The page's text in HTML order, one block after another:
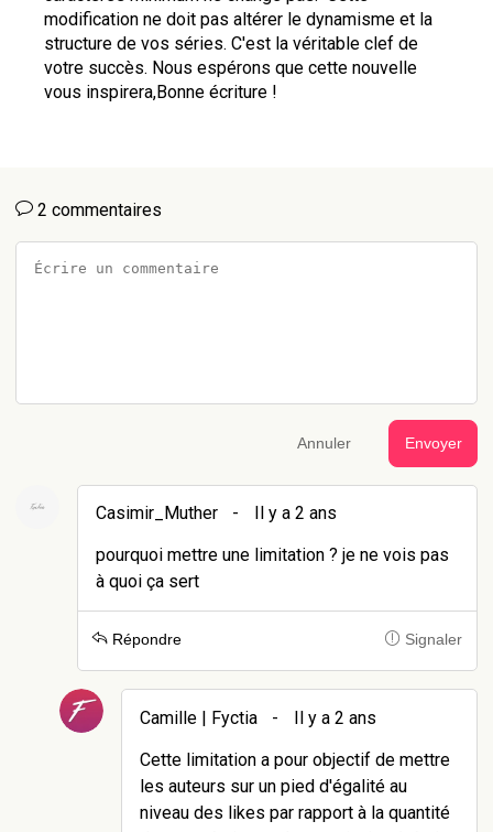
modification ne doit pas altérer le dynamisme et la
structure de vos séries. C'est la véritable clef de
votre succès. Nous espérons que cette nouvelle
vous inspirera,Bonne écriture !
2 commentaires
Annuler Envoyer
Casimir_Muther -
Il y a 2 ans
pourquoi mettre une limitation ? je ne vois pas
à quoi ça sert
Répondre Signaler
Camille | Fyctia -
Il y a 2 ans
Cette limitation a pour objectif de mettre
les auteurs sur un pied d'égalité au
niveau des likes par rapport à la quantité